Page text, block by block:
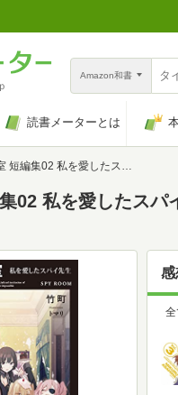
Amazon和書
読書メーターとは
私を愛したスパイ先生 (ファンタジア文庫)
02 私を愛したスパ
感